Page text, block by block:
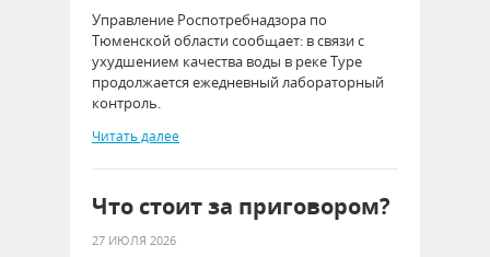
Управление Роспотребнадзора по
Тюменской области сообщает: в связи с
ухудшением качества воды в реке Туре
продолжается ежедневный лабораторный
контроль.
Читать далее
Что стоит за приговором?
27 ИЮЛЯ 2026